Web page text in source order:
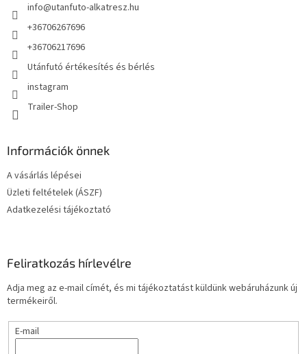
info@utanfuto-alkatresz.hu
+36706267696
+36706217696
Utánfutó értékesítés és bérlés
instagram
Trailer-Shop
Információk önnek
A vásárlás lépései
Üzleti feltételek (ÁSZF)
Adatkezelési tájékoztató
Feliratkozás hírlevélre
Adja meg az e-mail címét, és mi tájékoztatást küldünk webáruházunk új
termékeiről.
E-mail